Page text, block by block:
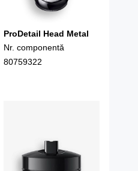
ProDetail Head Metal
Nr. componentă
80759322